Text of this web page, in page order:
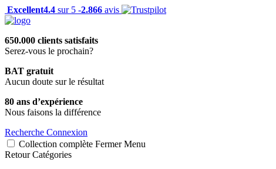
Excellent4.4 sur 5 -2.866 avis
650.000 clients satisfaits
Serez-vous le prochain?
BAT gratuit
Aucun doute sur le résultat
80 ans d’expérience
Nous faisons la différence
Recherche Connexion
Collection complète Fermer Menu
Retour Catégories